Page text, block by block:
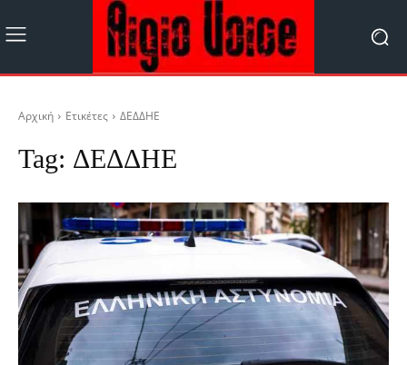
Αρχική Ετικέτες ΔΕΔΔΗΕ
Tag: ΔΕΔΔΗΕ